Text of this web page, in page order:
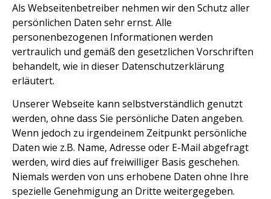
Als Webseitenbetreiber nehmen wir den Schutz aller
persönlichen Daten sehr ernst. Alle
personenbezogenen Informationen werden
vertraulich und gemäß den gesetzlichen Vorschriften
behandelt, wie in dieser Datenschutzerklärung
erläutert.
Unserer Webseite kann selbstverständlich genutzt
werden, ohne dass Sie persönliche Daten angeben.
Wenn jedoch zu irgendeinem Zeitpunkt persönliche
Daten wie z.B. Name, Adresse oder E-Mail abgefragt
werden, wird dies auf freiwilliger Basis geschehen.
Niemals werden von uns erhobene Daten ohne Ihre
spezielle Genehmigung an Dritte weitergegeben.